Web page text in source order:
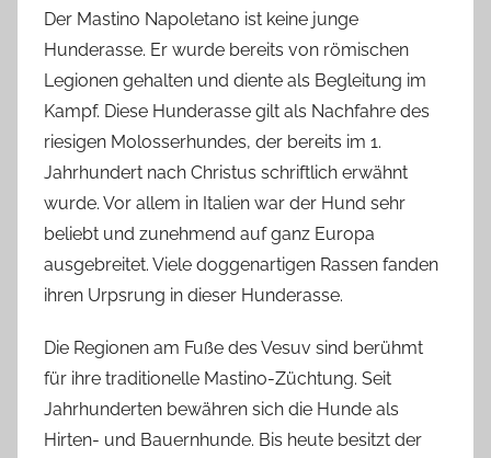
Der Mastino Napoletano ist keine junge
Hunderasse. Er wurde bereits von römischen
Legionen gehalten und diente als Begleitung im
Kampf. Diese Hunderasse gilt als Nachfahre des
riesigen Molosserhundes, der bereits im 1.
Jahrhundert nach Christus schriftlich erwähnt
wurde. Vor allem in Italien war der Hund sehr
beliebt und zunehmend auf ganz Europa
ausgebreitet. Viele doggenartigen Rassen fanden
ihren Urpsrung in dieser Hunderasse.
Die Regionen am Fuße des Vesuv sind berühmt
für ihre traditionelle Mastino-Züchtung. Seit
Jahrhunderten bewähren sich die Hunde als
Hirten- und Bauernhunde. Bis heute besitzt der